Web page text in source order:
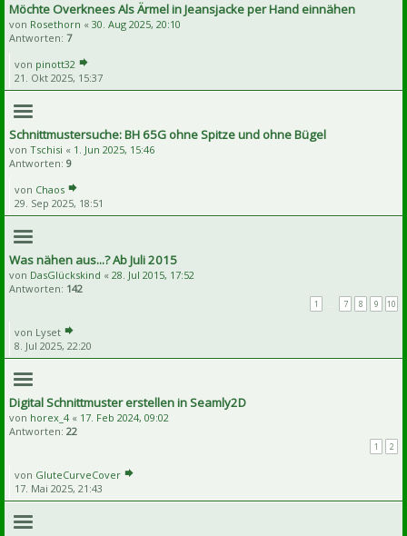
Möchte Overknees Als Ärmel in Jeansjacke per Hand einnähen
von Rosethorn « 30. Aug 2025, 20:10
Antworten: 7
von pinott32
21. Okt 2025, 15:37
Schnittmustersuche: BH 65G ohne Spitze und ohne Bügel
von Tschisi « 1. Jun 2025, 15:46
Antworten: 9
von Chaos
29. Sep 2025, 18:51
Was nähen aus...? Ab Juli 2015
von DasGlückskind « 28. Jul 2015, 17:52
Antworten: 142
1 7 8 9 10
von Lyset
8. Jul 2025, 22:20
Digital Schnittmuster erstellen in Seamly2D
von horex_4 « 17. Feb 2024, 09:02
Antworten: 22
1 2
von GluteCurveCover
17. Mai 2025, 21:43